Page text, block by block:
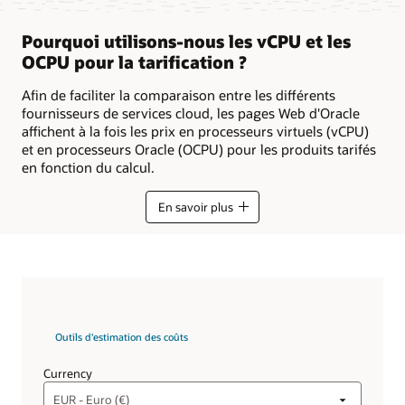
Pourquoi utilisons-nous les vCPU et les
OCPU pour la tarification ?
Afin de faciliter la comparaison entre les différents
fournisseurs de services cloud, les pages Web d'Oracle
affichent à la fois les prix en processeurs virtuels (vCPU)
et en processeurs Oracle (OCPU) pour les produits tarifés
en fonction du calcul.
En savoir plus
Currency
Outils d'estimation des coûts